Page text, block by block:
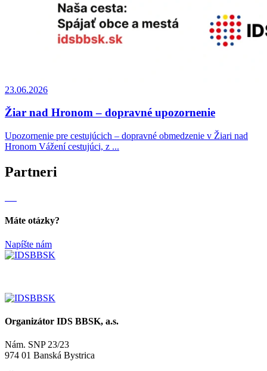
23.06.2026
Žiar nad Hronom – dopravné upozornenie
Upozornenie pre cestujúcich – dopravné obmedzenie v Žiari nad
Hronom Vážení cestujúci, z ...
Partneri
Máte otázky?
Napíšte nám
Organizátor IDS BBSK, a.s.
Nám. SNP 23/23
974 01 Banská Bystrica